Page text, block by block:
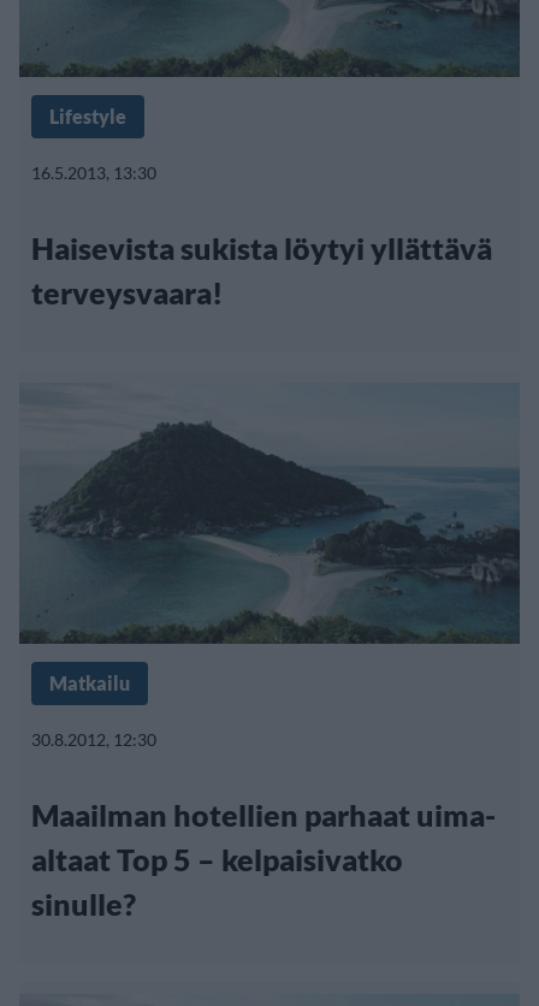
Lifestyle
16.5.2013, 13:30
Haisevista sukista löytyi yllättävä
terveysvaara!
Matkailu
30.8.2012, 12:30
Maailman hotellien parhaat uima-
altaat Top 5 – kelpaisivatko
sinulle?